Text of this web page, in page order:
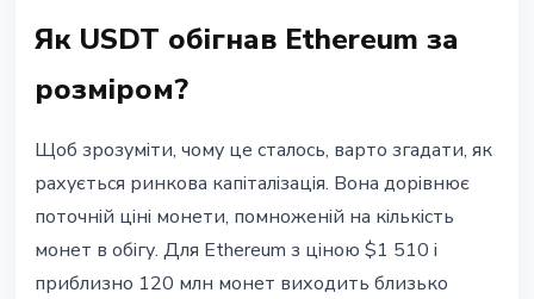
Як USDT обігнав Ethereum за
розміром?
Щоб зрозуміти, чому це сталось, варто згадати, як
рахується ринкова капіталізація. Вона дорівнює
поточній ціні монети, помноженій на кількість
монет в обігу. Для Ethereum з ціною $1 510 і
приблизно 120 млн монет виходить близько